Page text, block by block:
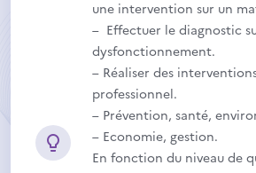
une intervention sur un
– Effectuer le diagnostic
dysfonctionnement.
– Réaliser des
professionnel.
– Prévention, santé,
– Economie, gestion.
En fonction du niveau de